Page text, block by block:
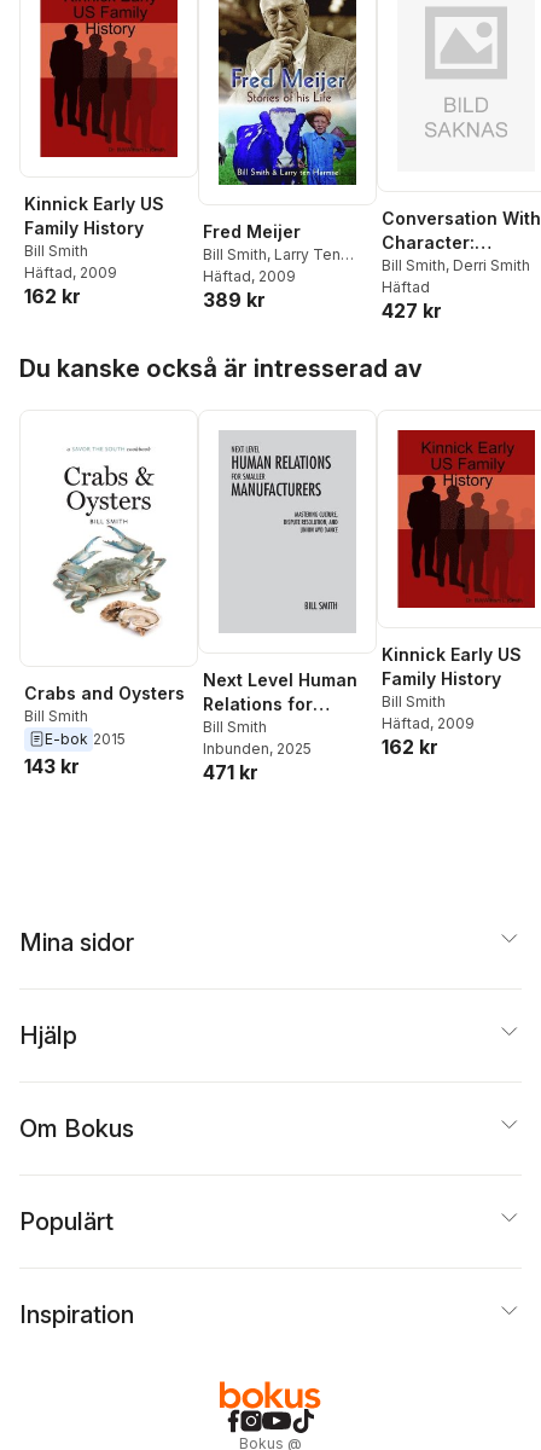
Kinnick Early US
Family History
Bill Smith
Häftad, 2009
162 kr
Fred Meijer
Bill Smith, Larry Ten
Harmsel
Häftad, 2009
389 kr
Conversation With
Character:
Teaching the art
conversation,
"hello" to
Bill Smith, Derri Smith
Häftad
427 kr
Du kanske också är intresserad av
Crabs and Oysters
Bill Smith
E-bok 2015
143 kr
Next Level Human
Relations for
Smaller
Manufacturers
Bill Smith
Inbunden, 2025
471 kr
Kinnick Early US
Family History
Bill Smith
Häftad, 2009
162 kr
Mina sidor
Hjälp
Om Bokus
Populärt
Inspiration
Bokus @